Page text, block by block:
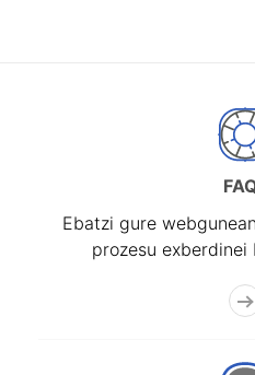
Ebatzi gure
prozesu exberdinei